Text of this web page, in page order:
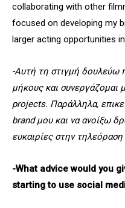
collaborating with other
focused on developing my
larger acting opportunities
-Αυτή τη στιγμή δουλεύω
μήκους και συνεργάζομαι
projects. Παράλληλα,
brand μου και να ανοίξω
ευκαιρίες στην
-What advice would you
starting to use social